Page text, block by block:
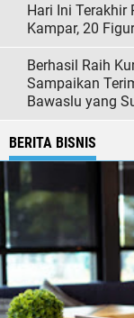
Hari Ini Terakhir
Kampar, 20
Berhasil Raih
Sampaikan
Bawaslu yang
BERITA BISNIS